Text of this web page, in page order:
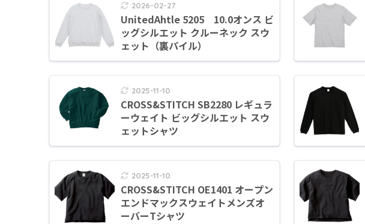
2026-02-27
UnitedAhtle 5205 10.0オンス ビ
ッグシルエット クルーネック スウ
ェット（裏パイル）
2025-11-10
CROSS&STITCH SB2280 レギュラ
ーウェイト ビッグシルエット スウ
ェットシャツ
2025-11-10
CROSS&STITCH OE1401 オープン
エンドマックスウェイトメンズオ
ーバーTシャツ